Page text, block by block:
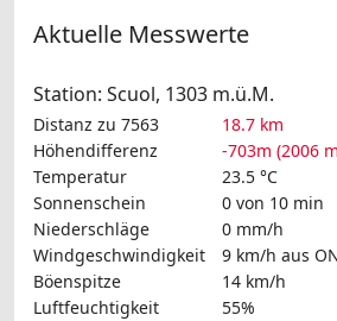
Aktuelle Messwerte
Station: Scuol, 1303 m.ü.M.
Distanz zu 7563
18.7 km
Höhendifferenz
-703m (2006
Temperatur
23.5 °C
Sonnenschein
0 von 10 min
Niederschläge
0 mm/h
Windgeschwindigkeit
9 km/h aus
Böenspitze
14 km/h
Luftfeuchtigkeit
55%